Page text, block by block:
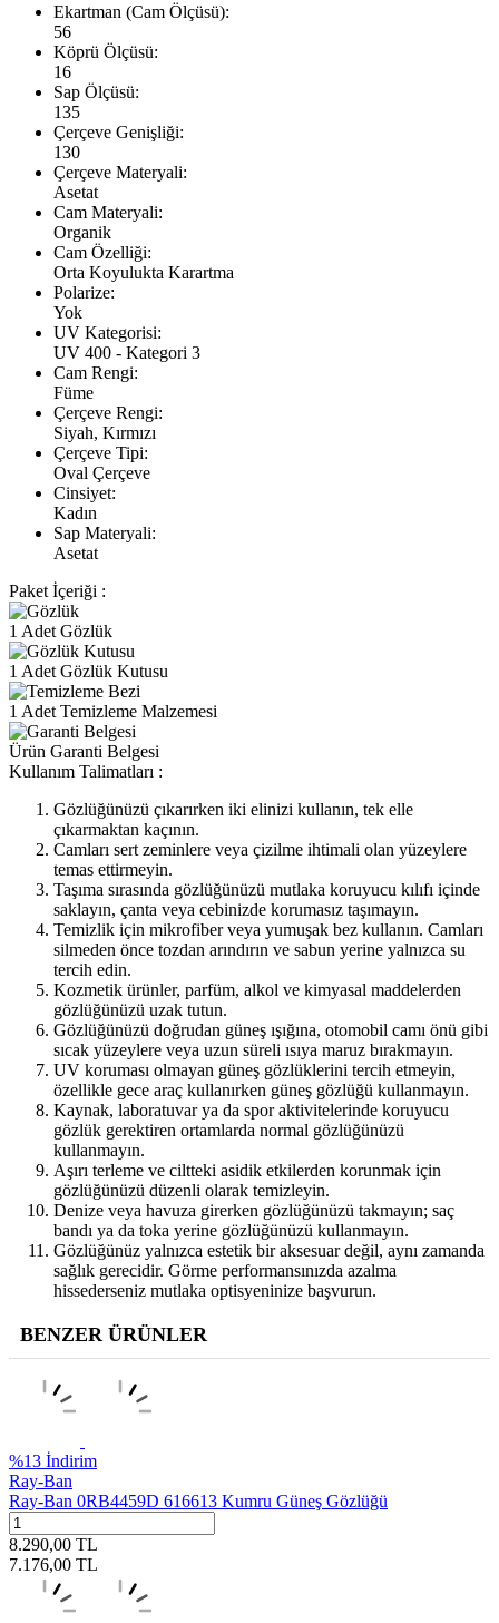
Ekartman (Cam Ölçüsü):
56
Köprü Ölçüsü:
16
Sap Ölçüsü:
135
Çerçeve Genişliği:
130
Çerçeve Materyali:
Asetat
Cam Materyali:
Organik
Cam Özelliği:
Orta Koyulukta Karartma
Polarize:
Yok
UV Kategorisi:
UV 400 - Kategori 3
Cam Rengi:
Füme
Çerçeve Rengi:
Siyah, Kırmızı
Çerçeve Tipi:
Oval Çerçeve
Cinsiyet:
Kadın
Sap Materyali:
Asetat
Paket İçeriği :
1 Adet Gözlük
1 Adet Gözlük Kutusu
1 Adet Temizleme Malzemesi
Ürün Garanti Belgesi
Kullanım Talimatları :
Gözlüğünüzü çıkarırken iki elinizi kullanın, tek elle
çıkarmaktan kaçının.
Camları sert zeminlere veya çizilme ihtimali olan yüzeylere
temas ettirmeyin.
Taşıma sırasında gözlüğünüzü mutlaka koruyucu kılıfı içinde
saklayın, çanta veya cebinizde korumasız taşımayın.
Temizlik için mikrofiber veya yumuşak bez kullanın. Camları
silmeden önce tozdan arındırın ve sabun yerine yalnızca su
tercih edin.
Kozmetik ürünler, parfüm, alkol ve kimyasal maddelerden
gözlüğünüzü uzak tutun.
Gözlüğünüzü doğrudan güneş ışığına, otomobil camı önü gibi
sıcak yüzeylere veya uzun süreli ısıya maruz bırakmayın.
UV koruması olmayan güneş gözlüklerini tercih etmeyin,
özellikle gece araç kullanırken güneş gözlüğü kullanmayın.
Kaynak, laboratuvar ya da spor aktivitelerinde koruyucu
gözlük gerektiren ortamlarda normal gözlüğünüzü
kullanmayın.
Aşırı terleme ve ciltteki asidik etkilerden korunmak için
gözlüğünüzü düzenli olarak temizleyin.
Denize veya havuza girerken gözlüğünüzü takmayın; saç
bandı ya da toka yerine gözlüğünüzü kullanmayın.
Gözlüğünüz yalnızca estetik bir aksesuar değil, aynı zamanda
sağlık gerecidir. Görme performansınızda azalma
hissederseniz mutlaka optisyeninize başvurun.
BENZER ÜRÜNLER
%13 İndirim
Ray-Ban
Ray-Ban 0RB4459D 616613 Kumru Güneş Gözlüğü
8.290,00 TL
7.176,00 TL